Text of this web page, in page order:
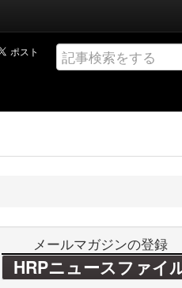
メールマガジンの登録
HRPニュースファイ